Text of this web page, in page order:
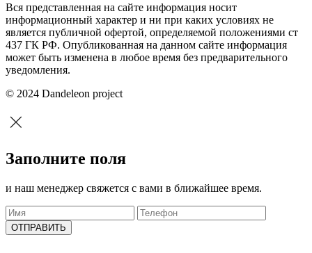
Вся представленная на сайте информация носит
информационный характер и ни при каких условиях не
является публичной офертой, определяемой положениями ст
437 ГК РФ. Опубликованная на данном сайте информация
может быть изменена в любое время без предварительного
уведомления.
© 2024 Dandeleon project
Заполните поля
и наш менеджер свяжется с вами в ближайшее время.
ОТПРАВИТЬ